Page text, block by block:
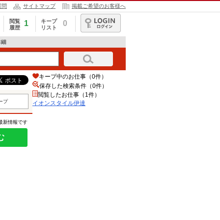
問 サイトマップ 掲載ご希望のお客様へ
閲覧
履歴
1
キープ
リスト
0
ログイン
細
プ
新情報です
キープ中のお仕事（0件）
保存した検索条件（0件）
閲覧したお仕事（1件）
イオンスタイル伊達